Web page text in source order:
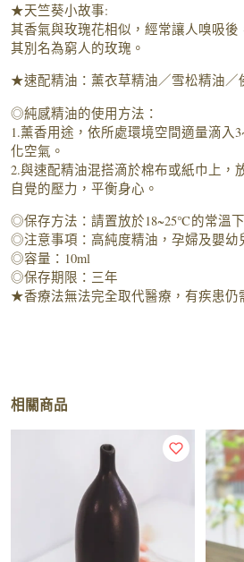
★天竺葵小故事:
其香氣與玫瑰花相似，經常讓人嗅吸
其別名為窮人的玫瑰。
★速配精油：薰衣草精油／雪松精油／
◎純感精油的使用方法：
1.薰香用途，依所處環境空間適量滴入
化空氣。
2.與速配精油混搭滴於棉布或紙巾上，
自覺的壓力，平衡身心。
◎保存方法：請置放於18~25℃的常溫下
◎注意事項：高純度精油，孕婦及嬰幼
◎容量：10ml
◎保存期限：三年
★香療法無法完全取代醫療，有疾患仍
相關商品